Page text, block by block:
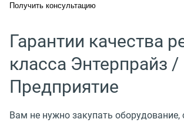
Получить консультацию
Гарантии качества
класса Энтерпрайз /
Предприятие
Вам не нужно закупать оборудование,